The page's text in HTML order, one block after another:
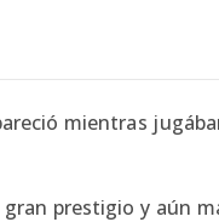
mientras
prestigio y aún